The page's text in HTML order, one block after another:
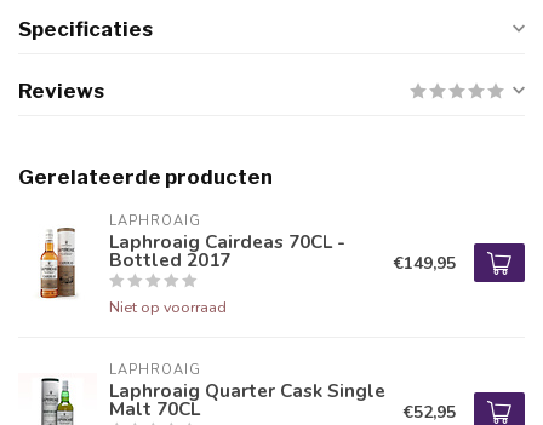
Specificaties
Reviews
Gerelateerde producten
LAPHROAIG
Laphroaig Cairdeas 70CL -
Bottled 2017
Niet op voorraad
€149,95
LAPHROAIG
Laphroaig Quarter Cask Single
Malt 70CL €52,95